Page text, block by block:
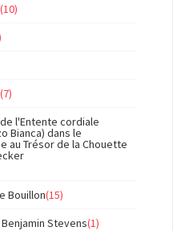
(10)
(7)
de l'Entente cordiale
Bianca) dans le
au Trésor de la Chouette
Bouillon(15)
Benjamin Stevens(1)